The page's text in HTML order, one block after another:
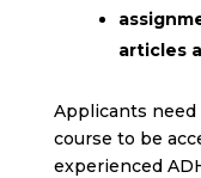
articles
Applicants need
course to be
experienced